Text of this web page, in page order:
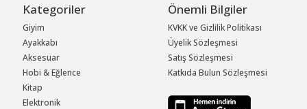
Kategoriler
Giyim
Ayakkabı
Aksesuar
Hobi & Eğlence
Kitap
Elektronik
Önemli Bilgiler
KVKK ve Gizlilik Politikası
Üyelik Sözleşmesi
Satış Sözleşmesi
Katkıda Bulun Sözleşmesi